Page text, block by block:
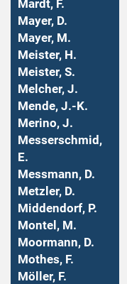
Mardt, F.
Mayer, D.
Mayer, M.
Meister, H.
Meister, S.
Melcher, J.
Mende, J.-K.
Merino, J.
Messerschmid,
E.
Messmann, D.
Metzler, D.
Middendorf, P.
Montel, M.
Moormann, D.
Mothes, F.
Möller, F.